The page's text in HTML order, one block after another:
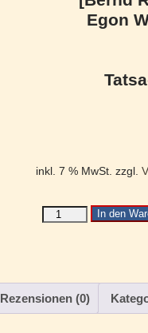
Egon
inkl. 7 % MwSt. zzgl.
In den
Rezensionen (0)